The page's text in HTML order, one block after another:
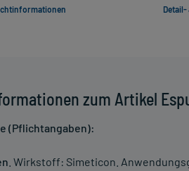
zum Artikel
(Pflichtangaben):
. Wirkstoff: Simeticon.